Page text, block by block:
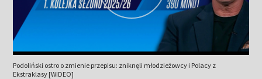
Podoliński ostro o zmienie przepisu: zniknęli młodzieżowcy i Polacy z
Ekstraklasy [WIDEO]